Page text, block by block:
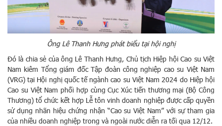
Ông Lê Thanh Hưng phát biểu tại hội nghị
Đó là chia sẻ của ông Lê Thanh Hưng, Chủ tịch Hiệp hội Cao su Việt
Nam kiêm Tổng giám đốc Tập đoàn công nghiệp cao su Việt Nam
(VRG) tại Hội nghị quốc tế ngành cao su Việt Nam 2024 do Hiệp hội
Cao su Việt Nam phối hợp cùng Cục Xúc tiến thương mại (Bộ Công
Thương) tổ chức kết hợp Lễ tôn vinh doanh nghiệp được cấp quyền
sử dụng nhãn hiệu chứng nhận “Cao su Việt Nam” với sự tham gia
của nhiều doanh nghiệp trong và ngoài nước diễn ra tối qua 12/12.